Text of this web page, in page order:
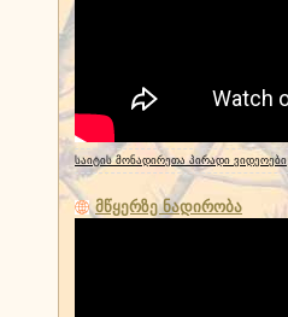
საიტის მონადირეთა პირადი ვიდეოები
მწყერზე ნადირობა